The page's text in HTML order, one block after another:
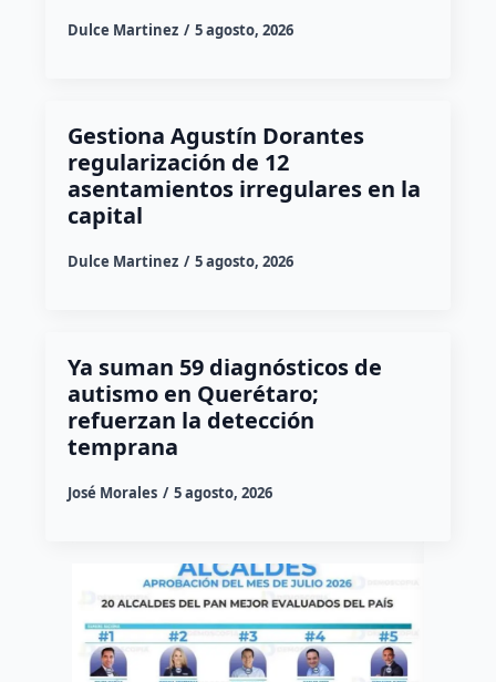
Dulce Martinez 5 agosto, 2026
Gestiona Agustín Dorantes
regularización de 12
asentamientos irregulares en la
capital
Dulce Martinez 5 agosto, 2026
Ya suman 59 diagnósticos de
autismo en Querétaro;
refuerzan la detección
temprana
José Morales 5 agosto, 2026